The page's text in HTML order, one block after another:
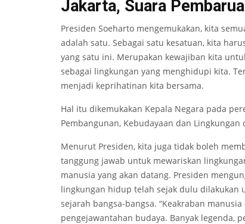
Jakarta, Suara
Presiden Soeharto mengemukakan, kita
adalah satu. Sebagai satu kesatuan, kita
yang satu ini. Merupakan kewajiban kita
sebagai lingkungan yang menghidupi kita.
menjadi keprihatinan kita bersama.
Hal itu dikemukakan Kepala Negara pada
Pembangunan, Kebudayaan dan Lingkungan
Menurut Presiden, kita juga tidak boleh
tanggung jawab untuk mewariskan
manusia yang akan datang. Presiden
lingkungan hidup telah sejak dulu dilakukan
sejarah bangsa-bangsa. “Keakraban
pengejawantahan budaya. Banyak legenda,